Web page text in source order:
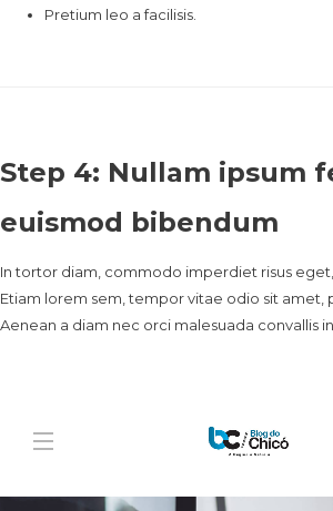
Pretium leo a facilisis.
Step 4: Nullam ipsum
euismod bibendum
In tortor diam, commodo imperdiet risus eget,
Etiam lorem sem, tempor vitae odio sit amet,
Aenean a diam nec orci malesuada convallis in